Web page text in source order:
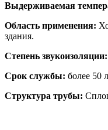
Выдерживаемая
Область применения:
здания.
Степень звукоизоляции:
Срок службы: более 50
Структура трубы: